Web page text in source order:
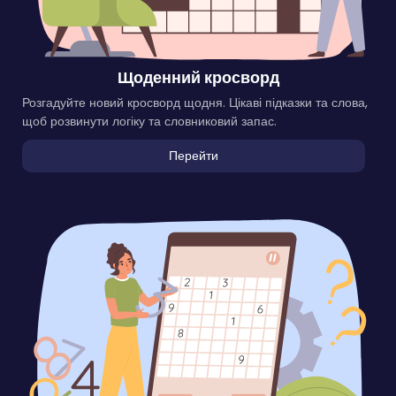
Щоденний кросворд
Розгадуйте новий кросворд щодня. Цікаві підказки та слова,
щоб розвинути логіку та словниковий запас.
Перейти